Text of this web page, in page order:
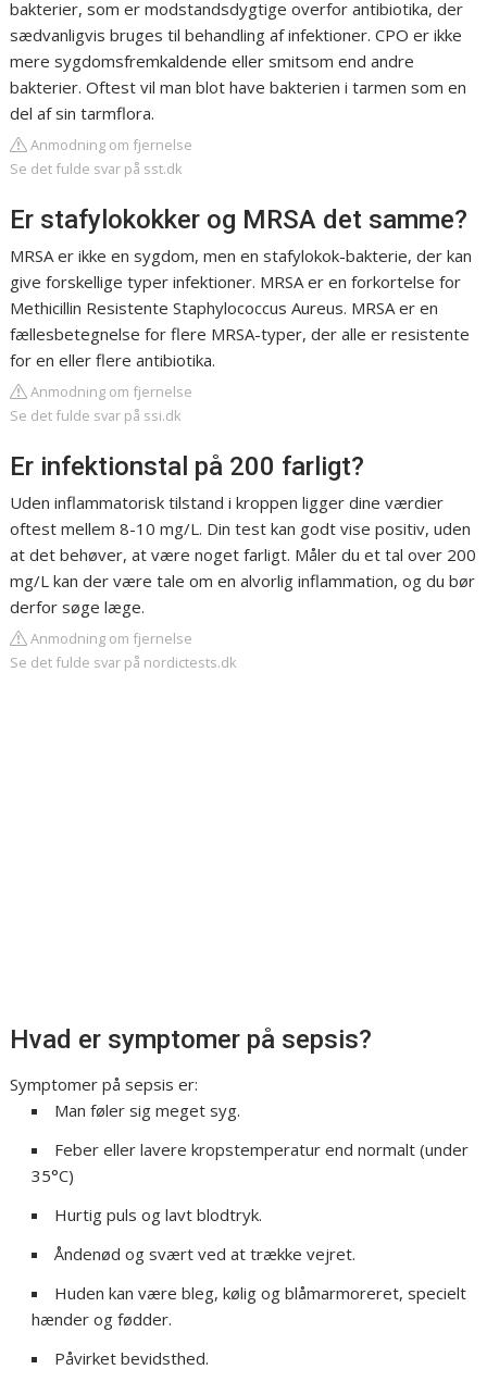
bakterier, som er modstandsdygtige overfor antibiotika, der
sædvanligvis bruges til behandling af infektioner. CPO er ikke
mere sygdomsfremkaldende eller smitsom end andre
bakterier. Oftest vil man blot have bakterien i tarmen som en
del af sin tarmflora.
Anmodning om fjernelse
Se det fulde svar på sst.dk
Er stafylokokker og MRSA det samme?
MRSA er ikke en sygdom, men en stafylokok-bakterie, der kan
give forskellige typer infektioner. MRSA er en forkortelse for
Methicillin Resistente Staphylococcus Aureus. MRSA er en
fællesbetegnelse for flere MRSA-typer, der alle er resistente
for en eller flere antibiotika.
Anmodning om fjernelse
Se det fulde svar på ssi.dk
Er infektionstal på 200 farligt?
Uden inflammatorisk tilstand i kroppen ligger dine værdier
oftest mellem 8-10 mg/L. Din test kan godt vise positiv, uden
at det behøver, at være noget farligt. Måler du et tal over 200
mg/L kan der være tale om en alvorlig inflammation, og du bør
derfor søge læge.
Anmodning om fjernelse
Se det fulde svar på nordictests.dk
Hvad er symptomer på sepsis?
Symptomer på sepsis er:
Man føler sig meget syg.
Feber eller lavere kropstemperatur end normalt (under
35°C)
Hurtig puls og lavt blodtryk.
Åndenød og svært ved at trække vejret.
Huden kan være bleg, kølig og blåmarmoreret, specielt
hænder og fødder.
Påvirket bevidsthed.